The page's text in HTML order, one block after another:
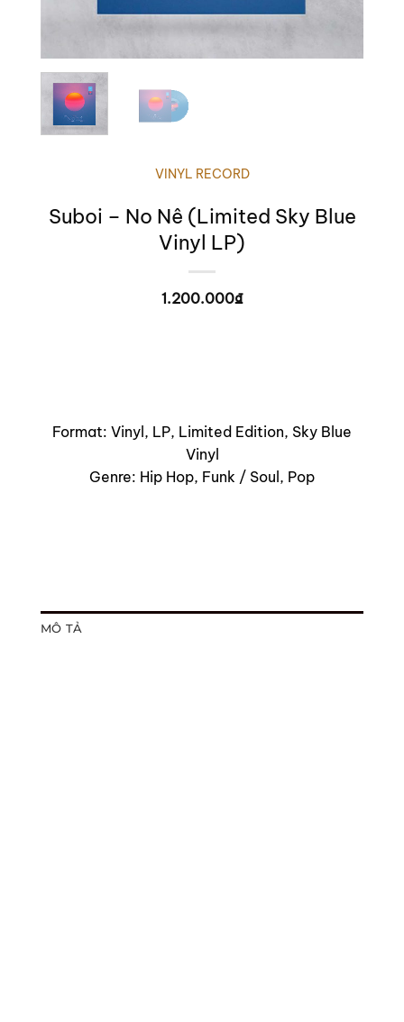
VINYL RECORD
Suboi – No Nê (Limited Sky Blue
Vinyl LP)
1.200.000₫
Format: Vinyl, LP, Limited Edition, Sky Blue
Vinyl
Genre: Hip Hop, Funk / Soul, Pop
MÔ TẢ